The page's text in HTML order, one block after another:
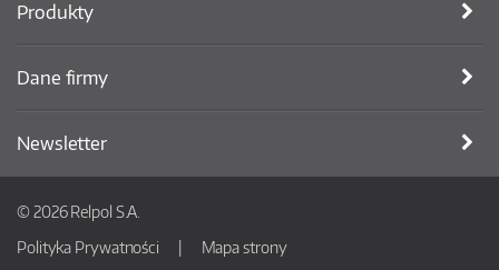
Produkty
Dane firmy
Newsletter
© 2026 Relpol S.A.
Polityka Prywatności
Mapa strony